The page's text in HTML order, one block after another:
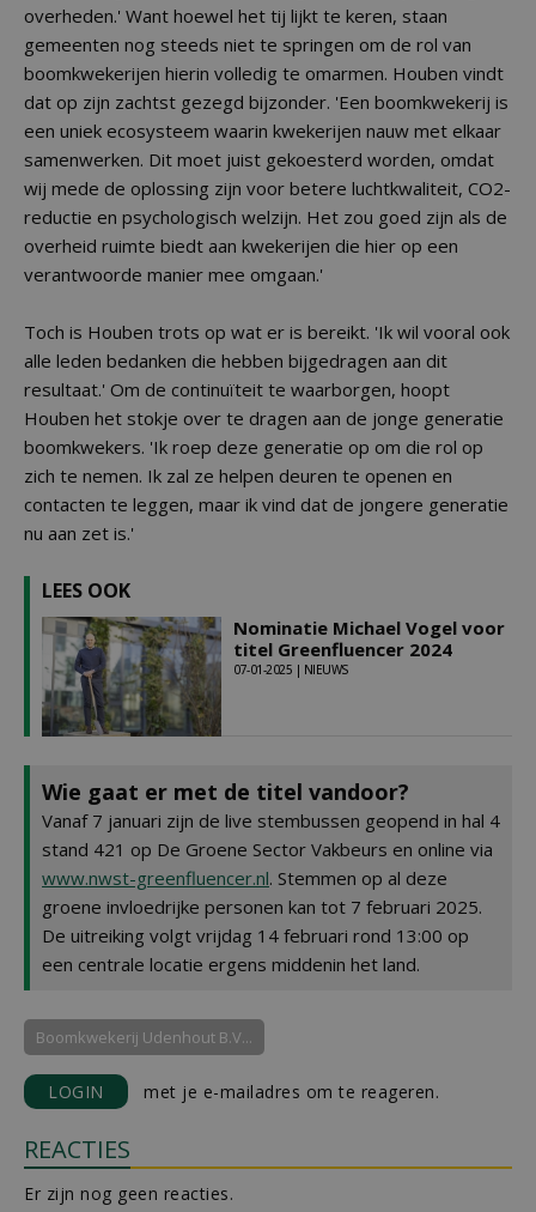
overheden.' Want hoewel het tij lijkt te keren, staan
gemeenten nog steeds niet te springen om de rol van
boomkwekerijen hierin volledig te omarmen. Houben vindt
dat op zijn zachtst gezegd bijzonder. 'Een boomkwekerij is
een uniek ecosysteem waarin kwekerijen nauw met elkaar
samenwerken. Dit moet juist gekoesterd worden, omdat
wij mede de oplossing zijn voor betere luchtkwaliteit, CO2-
reductie en psychologisch welzijn. Het zou goed zijn als de
overheid ruimte biedt aan kwekerijen die hier op een
verantwoorde manier mee omgaan.'
Toch is Houben trots op wat er is bereikt. 'Ik wil vooral ook
alle leden bedanken die hebben bijgedragen aan dit
resultaat.' Om de continuïteit te waarborgen, hoopt
Houben het stokje over te dragen aan de jonge generatie
boomkwekers. 'Ik roep deze generatie op om die rol op
zich te nemen. Ik zal ze helpen deuren te openen en
contacten te leggen, maar ik vind dat de jongere generatie
nu aan zet is.'
LEES OOK
Nominatie Michael Vogel voor
titel Greenfluencer 2024
07-01-2025 | NIEUWS
Wie gaat er met de titel vandoor?
Vanaf 7 januari zijn de live stembussen geopend in hal 4
stand 421 op De Groene Sector Vakbeurs en online via
www.nwst-greenfluencer.nl. Stemmen op al deze
groene invloedrijke personen kan tot 7 februari 2025.
De uitreiking volgt vrijdag 14 februari rond 13:00 op
een centrale locatie ergens middenin het land.
Boomkwekerij Udenhout B.V...
LOGIN met je e-mailadres om te reageren.
REACTIES
Er zijn nog geen reacties.